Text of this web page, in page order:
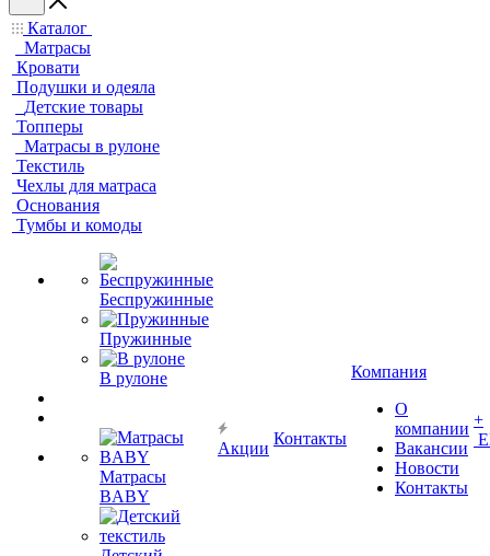
Каталог
Матрасы
Кровати
Подушки и одеяла
Детские товары
Топперы
Матрасы в рулоне
Текстиль
Чехлы для матраса
Основания
Тумбы и комоды
Беспружинные
Пружинные
В рулоне
Матрасы
BABY
Акции
Контакты
Компания
О
компании
Вакансии
Новости
Контакты
+